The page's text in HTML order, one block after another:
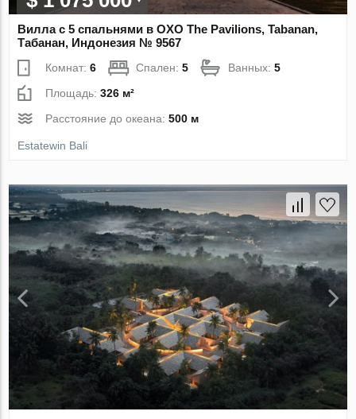
Вилла с 5 спальнями в OXO The Pavilions, Tabanan,
Табанан, Индонезия № 9567
Комнат:6 Спален:5 Ванных:5
Площадь:326 м²
Расстояние до океана:500 м
Estatewin Bali